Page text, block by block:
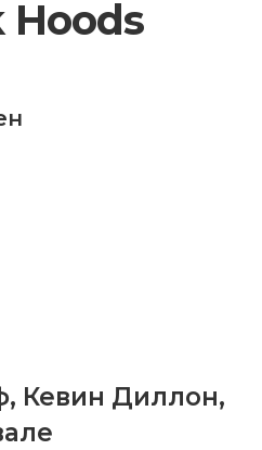
Hoods
, Кевин Диллон,